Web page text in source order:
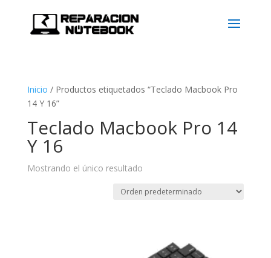
Inicio / Productos etiquetados “Teclado Macbook Pro
14 Y 16”
Teclado Macbook Pro 14
Y 16
Mostrando el único resultado